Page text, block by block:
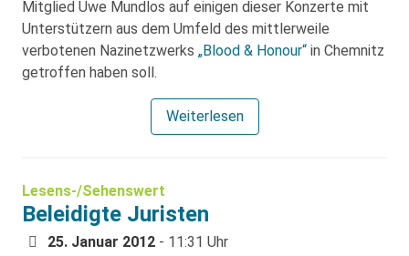
Mitglied Uwe Mundlos auf einigen dieser Konzerte mit
Unterstützern aus dem Umfeld des mittlerweile
verbotenen Nazinetzwerks „Blood & Honour“ in Chemnitz
getroffen haben soll.
Weiterlesen
Lesens-/Sehenswert
Beleidigte Juristen
25. Januar 2012 - 11:31 Uhr